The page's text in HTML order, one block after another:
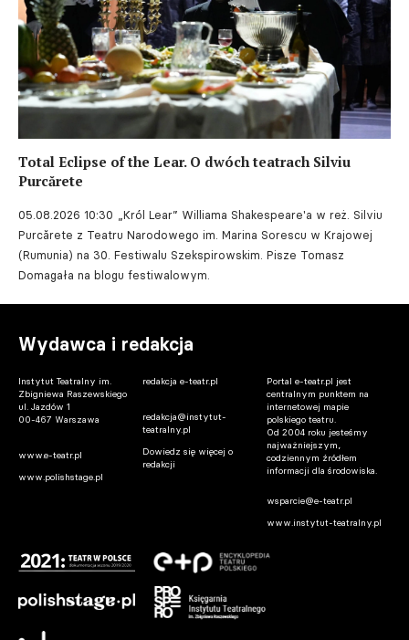
Total Eclipse of the Lear. O dwóch teatrach Silviu
Purcărete
05.08.2026 10:30 „Król Lear” Williama Shakespeare'a w reż. Silviu
Purcărete z Teatru Narodowego im. Marina Sorescu w Krajowej
(Rumunia) na 30. Festiwalu Szekspirowskim. Pisze Tomasz
Domagała na blogu festiwalowym.
Wydawca i redakcja
Instytut Teatralny im.
Zbigniewa Raszewskiego
ul. Jazdów 1
00-467 Warszawa
www.e-teatr.pl
www.polishstage.pl
redakcja e-teatr.pl
redakcja@instytut-
teatralny.pl
Dowiedz się więcej o
redakcji
Portal e-teatr.pl jest
centralnym punktem na
internetowej mapie
polskiego teatru.
Od 2004 roku jesteśmy
najważniejszym,
codziennym źródłem
informacji dla środowiska.
wsparcie@e-teatr.pl
www.instytut-teatralny.pl